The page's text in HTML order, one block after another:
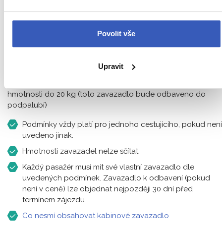
Povolit vše
Upravit
tato zavazadla patří na palubu letadla, rozměry jsou
hmotnosti do 20 kg (toto zavazadlo bude odbaveno do
podpalubí)
Podmínky vždy platí pro jednoho cestujícího, pokud není
uvedeno jinak.
Hmotnosti zavazadel nelze sčítat.
Každý pasažér musí mít své vlastní zavazadlo dle
uvedených podmínek. Zavazadlo k odbavení (pokud
není v ceně) lze objednat nejpozději 30 dní před
termínem zájezdu.
Co nesmí obsahovat kabinové zavazadlo